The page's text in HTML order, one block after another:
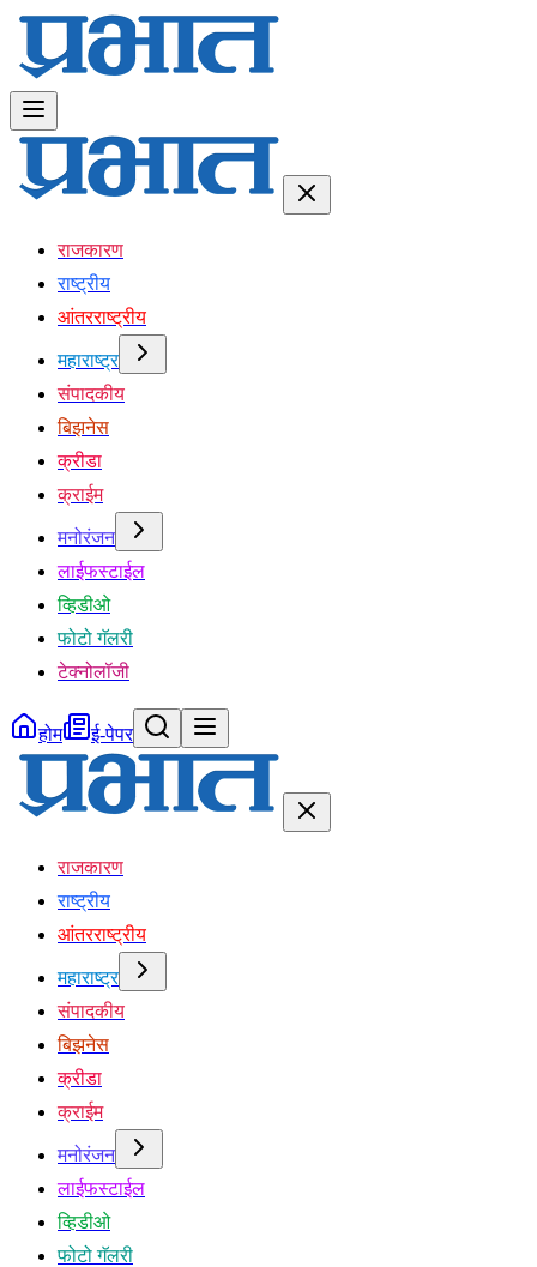
राजकारण
राष्ट्रीय
आंतरराष्ट्रीय
महाराष्ट्र
संपादकीय
बिझनेस
क्रीडा
क्राईम
मनोरंजन
लाईफस्टाईल
व्हिडीओ
फोटो गॅलरी
टेक्नोलॉजी
होम ई-पेपर
राजकारण
राष्ट्रीय
आंतरराष्ट्रीय
महाराष्ट्र
संपादकीय
बिझनेस
क्रीडा
क्राईम
मनोरंजन
लाईफस्टाईल
व्हिडीओ
फोटो गॅलरी